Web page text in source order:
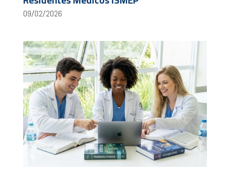
09/02/2026